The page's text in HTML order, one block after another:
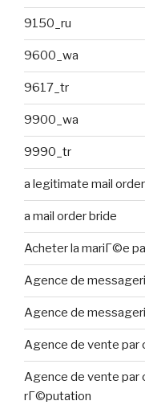
9150_ru
9600_wa
9617_tr
9900_wa
9990_tr
a legitimate mail
a mail order bride
Acheter la mariГ©e
Agence de
Agence de
Agence de vente par
Agence de vente par
rГ©putation